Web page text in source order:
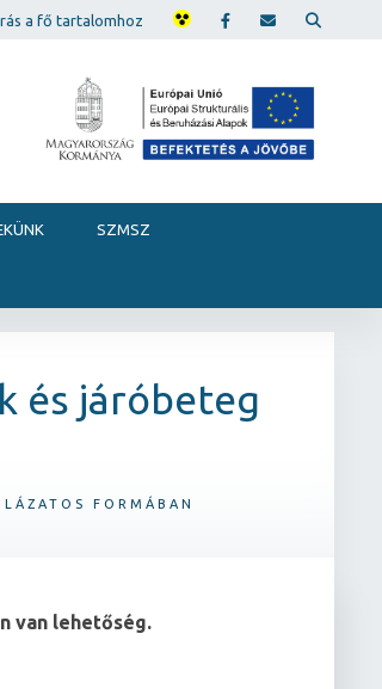
a fő tartalomhoz
SZMSZ
és járóbeteg
FORMÁBAN
van lehetőség.